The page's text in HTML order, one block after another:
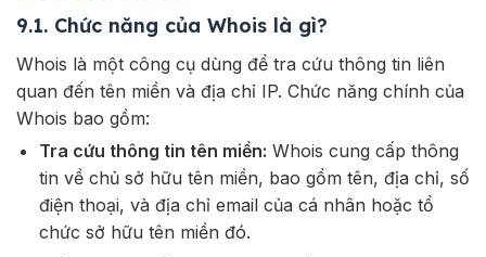
9.1. Chức năng của Whois là gì?
Whois là một công cụ dùng để tra cứu thông tin liên
quan đến tên miền và địa chỉ IP. Chức năng chính của
Whois bao gồm:
Tra cứu thông tin tên miền: Whois cung cấp thông
tin về chủ sở hữu tên miền, bao gồm tên, địa chỉ, số
điện thoại, và địa chỉ email của cá nhân hoặc tổ
chức sở hữu tên miền đó.